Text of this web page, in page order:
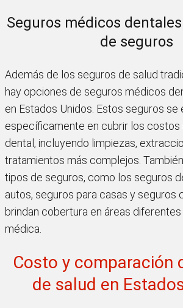
Seguros médicos
de seguros
Además de los seguros de salud
hay opciones de seguros médicos
en Estados Unidos. Estos seguros se
específicamente en cubrir los costos
dental, incluyendo limpiezas,
tratamientos más complejos.
tipos de seguros, como los seguros
autos, seguros para casas y seguros
brindan cobertura en áreas diferentes
médica.
Costo y comparación
de salud en